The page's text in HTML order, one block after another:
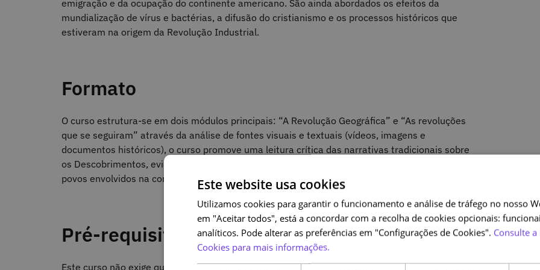
emigração e da ocupação do continente americano. São ainda abordados os efeitos da
mundialização de vírus e bactérias, a difusão do cristianismo e os processos históricos que
estiveram na origem da Revolução Industrial.
Formato
O curso estrutura-se em dois módulos principais: “A Revolução Geográfica” e “As revoluções
que se seguiram” através da análise de fontes visuais e textuais (vídeos, imagens e
documentos históricos), o curso promove uma leitura crítica das narrativas tradicionais sobre
os Descobrimentos, evidenciando o seu carácter multidirecional e os contributos dos diferentes
povos envolvidos na construção da globalização moderna.
Pré-requisitos
Este curso não exige qualquer conhecimento ou requisito prévio.
Este website usa cookies
Utilizamos cookies para garantir o funcionamento e análise de tráfego no nosso
em "Aceitar todos", está a concordar com a recolha de cookies opcionais:
analíticos. Pode alterar as preferências em "Configurações de Cookies". Consulte
Cookies para mais informações.